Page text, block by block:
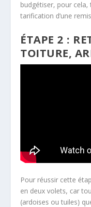
budgétiser, pour
tarification d’une
ÉTAPE 2 :
TOITURE,
Pour réussir cette
en deux volets, car
(ardoises ou tuiles)